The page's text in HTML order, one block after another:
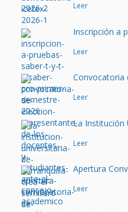
Leer
Inscripción a
Leer
Convocatoria
Leer
La Institución
Leer
Apertura
Leer